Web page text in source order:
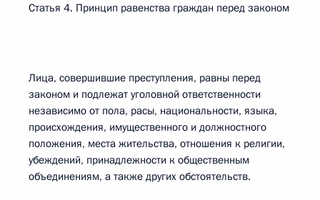
Статья 4. Принцип равенства граждан перед законом
Лица, совершившие преступления, равны перед
законом и подлежат уголовной ответственности
независимо от пола, расы, национальности, языка,
происхождения, имущественного и должностного
положения, места жительства, отношения к религии,
убеждений, принадлежности к общественным
объединениям, а также других обстоятельств.